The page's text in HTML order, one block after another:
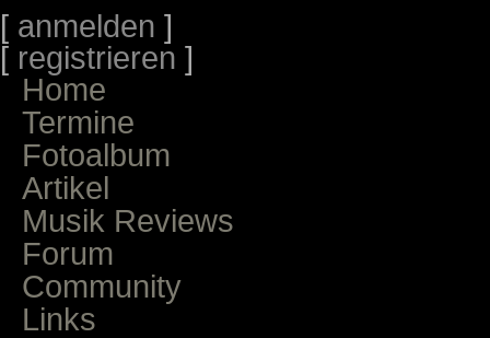
[ anmelden ]
[ registrieren ]
Home
Termine
Fotoalbum
Artikel
Musik Reviews
Forum
Community
Links